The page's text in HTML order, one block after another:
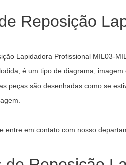
Reposição
Lapidadora Profissional MIL03-
é um tipo de diagrama,
peças são desenhadas como se
entre em contato com nosso